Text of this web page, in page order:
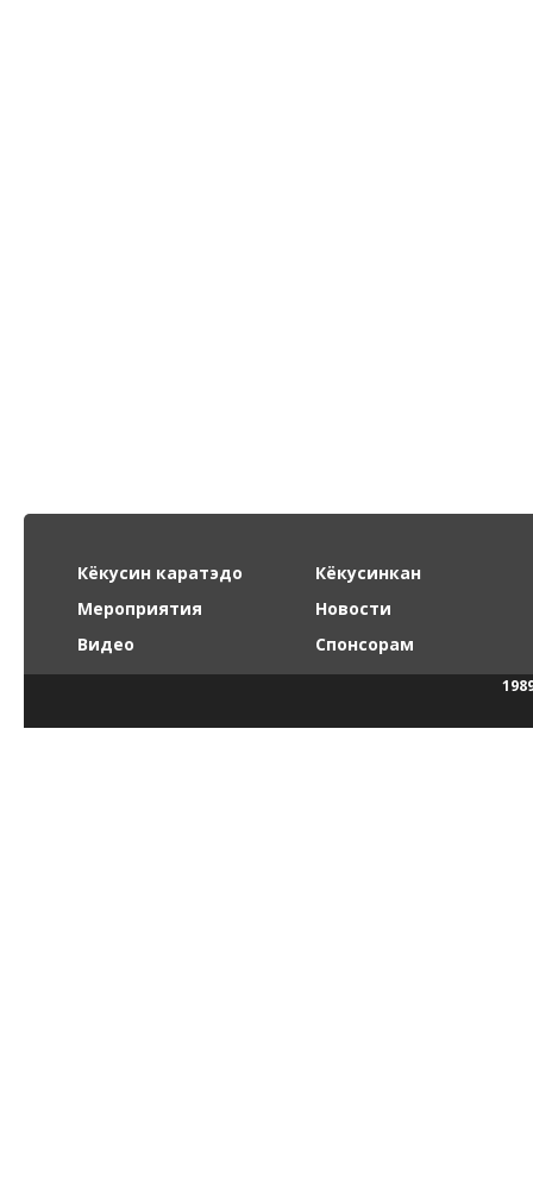
Кёкусин каратэдо
Кёкусинкан
Мероприятия
Новости
Видео
Спонсорам